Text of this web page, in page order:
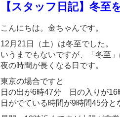
【スタッフ日記】冬至
こんにちは。金ちゃんです。
12月21日（土）は冬至でした。
いうまでもないですが、「冬至
夜の時間が長くなる日です。
東京の場合ですと
日の出が6時47分 日の入りが16
日がでている時間が9時間45分と